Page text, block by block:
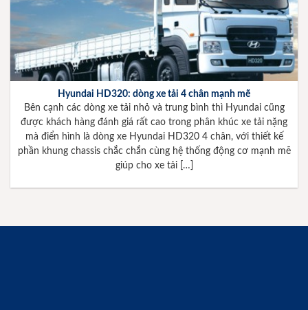
Hyundai HD320: dòng xe tải 4 chân mạnh mẽ
Bên cạnh các dòng xe tải nhỏ và trung bình thì Hyundai cũng
được khách hàng đánh giá rất cao trong phân khúc xe tải nặng
mà điển hình là dòng xe Hyundai HD320 4 chân, với thiết kế
phần khung chassis chắc chắn cùng hệ thống động cơ mạnh mẽ
giúp cho xe tải […]